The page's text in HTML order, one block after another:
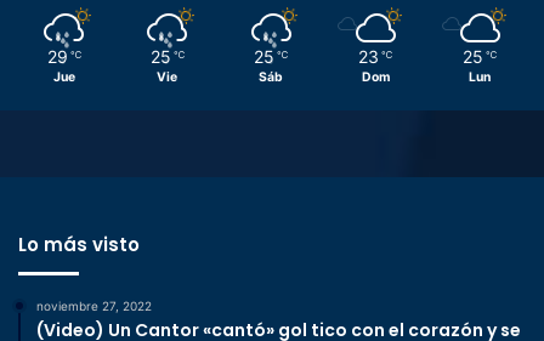
29 ℃
Jue
25 ℃
Vie
25 ℃
Sáb
23 ℃
Dom
25 ℃
Lun
Lo más visto
noviembre 27, 2022
(Video) Un Cantor «cantó» gol tico con el corazón y se